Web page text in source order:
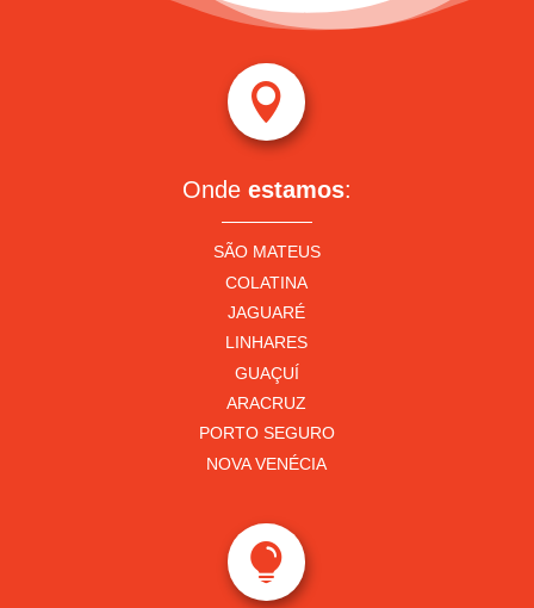

Onde estamos:
SÃO MATEUS
COLATINA
JAGUARÉ
LINHARES
GUAÇUÍ
ARACRUZ
PORTO SEGURO
NOVA VENÉCIA
